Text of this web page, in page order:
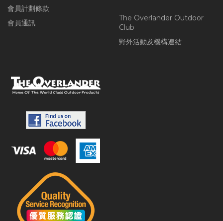
會員計劃條款
會員通訊
The Overlander Outdoor
Club
野外活動及機構連結